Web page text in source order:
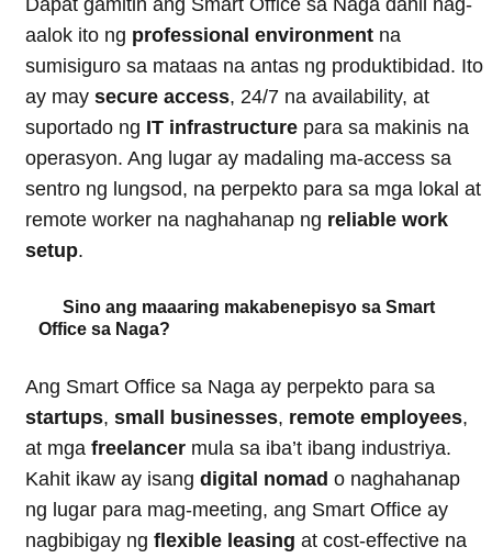
aalok ito ng professional environment na
sumisiguro sa mataas na antas ng produktibidad. Ito
ay may secure access, 24/7 na availability, at
suportado ng IT infrastructure para sa makinis na
operasyon. Ang lugar ay madaling ma-access sa
sentro ng lungsod, na perpekto para sa mga lokal at
remote worker na naghahanap ng reliable work
setup.
Sino ang maaaring makabenepisyo sa Smart
Office sa Naga?
Ang Smart Office sa Naga ay perpekto para sa
startups, small businesses, remote employees,
at mga freelancer mula sa iba’t ibang industriya.
Kahit ikaw ay isang digital nomad o naghahanap
ng lugar para mag-meeting, ang Smart Office ay
nagbibigay ng flexible leasing at cost-effective na